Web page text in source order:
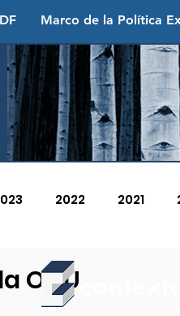
Marco de la Política
2022 2021
2011
ONU